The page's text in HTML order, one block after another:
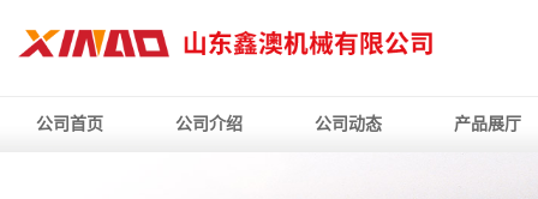
公司首页 公司介绍 公司动态 产品展厅